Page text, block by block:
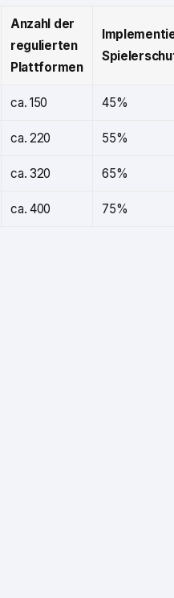
Anzahl der
regulierten
Plattformen
ca. 150 45%
ca. 220 55%
ca. 320 65%
ca. 400 75%